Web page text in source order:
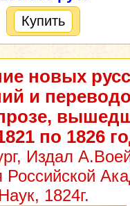
Купить
новых
и
по 1826
Издал
Российской
Наук, 1824г.